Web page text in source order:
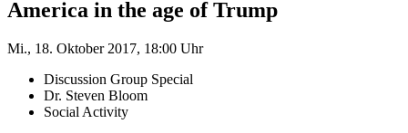
America in the age of Trump
Mi., 18. Oktober 2017, 18:00 Uhr
Discussion Group Special
Dr. Steven Bloom
Social Activity